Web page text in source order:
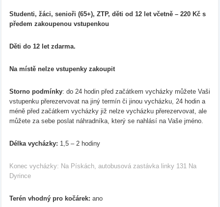
Studenti, žáci, senioři (65+), ZTP, děti od 12 let včetně – 220 Kč s
předem zakoupenou vstupenkou
Děti do 12 let zdarma.
Na místě nelze vstupenky zakoupit
Storno podmínky: do 24 hodin před začátkem vycházky můžete Vaši
vstupenku přerezervovat na jiný termín či jinou vycházku, 24 hodin a
méně před začátkem vycházky již nelze vycházku přerezervovat, ale
můžete za sebe poslat náhradníka, který se nahlásí na Vaše jméno.
Délka vycházky: 1,5 – 2 hodiny
Konec vycházky: Na Pískách, autobusová zastávka linky 131 Na
Dyrince
Terén vhodný pro kočárek: ano